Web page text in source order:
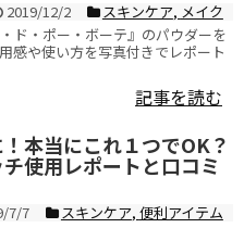
2019/12/2 スキンケア, メイク
ド・ポー・ボーテ』のパウダーを
感や使い方を写真付きでレポート
記事を読む
本当にこれ１つでOK？
使用レポートと口コミ
7/7 スキンケア, 便利アイテム